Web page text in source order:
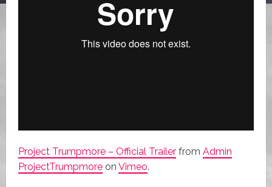
Project Trumpmore – Official Trailer from Admin
ProjectTrumpmore on Vimeo.